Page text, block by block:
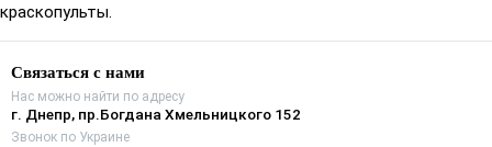
краскопульты.
Связаться с нами
Нас можно найти по адресу
г. Днепр, пр.Богдана Хмельницкого 152
Звонок по Украине